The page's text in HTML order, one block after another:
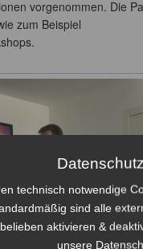
vorgenommen. Die
zum Beispiel
technisch notwendige
sind alle
aktivieren &
unsere